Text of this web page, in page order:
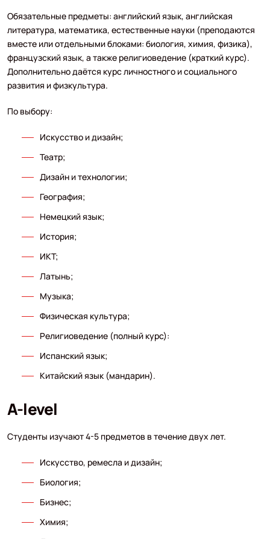
Обязательные предметы: английский язык, английская
литература, математика, естественные науки (преподаются
вместе или отдельными блоками: биология, химия, физика),
французский язык, а также религиоведение (краткий курс).
Дополнительно даётся курс личностного и социального
развития и физкультура.
По выбору:
Искусство и дизайн;
Театр;
Дизайн и технологии;
География;
Немецкий язык;
История;
ИКТ;
Латынь;
Музыка;
Физическая культура;
Религиоведение (полный курс):
Испанский язык;
Китайский язык (мандарин).
A-level
Студенты изучают 4-5 предметов в течение двух лет.
Искусство, ремесла и дизайн;
Биология;
Бизнес;
Химия;